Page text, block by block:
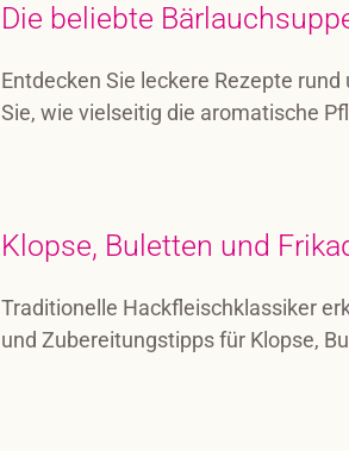
Die beliebte
Entdecken Sie leckere Rezepte
Sie, wie vielseitig die aromatische
Klopse, Buletten und
Traditionelle Hackfleischklassiker
und Zubereitungstipps für Klopse,